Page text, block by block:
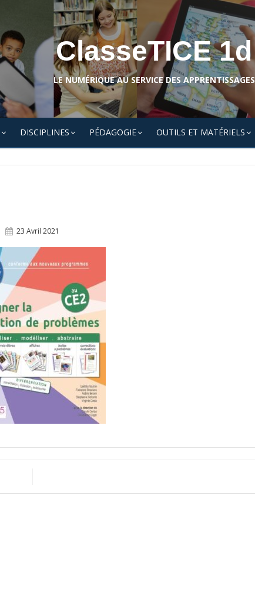
ClasseTICE 1d
LE NUMÉRIQUE AU SERVICE DES APPRENTISSAGES
DISCIPLINES PÉDAGOGIE OUTILS ET MATÉRIELS
Posted
23 Avril 2021